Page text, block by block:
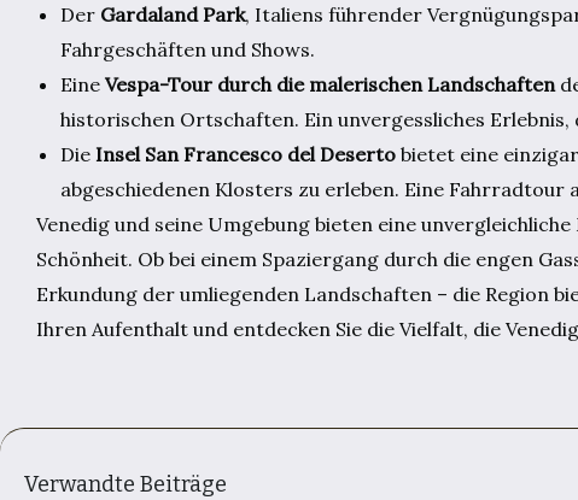
Der Gardaland Park, Italiens führender
Fahrgeschäften und Shows.
Eine Vespa-Tour durch die malerischen Landschaften
historischen Ortschaften. Ein unvergessliches
Die Insel San Francesco del Deserto bietet eine
abgeschiedenen Klosters zu erleben. Eine
Venedig und seine Umgebung bieten eine
Schönheit. Ob bei einem Spaziergang durch die engen
Erkundung der umliegenden Landschaften – die Region
Ihren Aufenthalt und entdecken Sie die Vielfalt, die
Verwandte Beiträge